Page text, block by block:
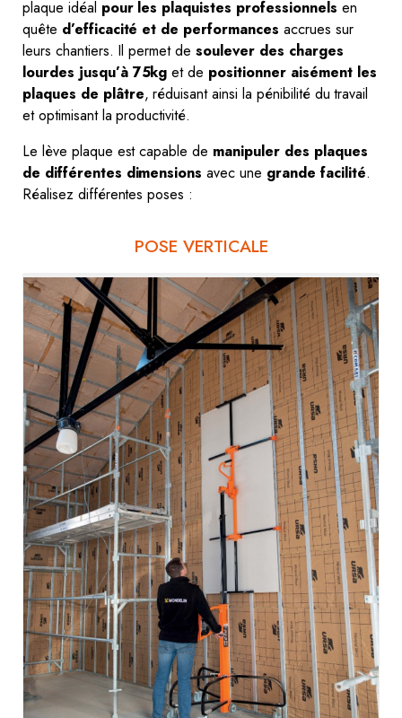
plaque idéal pour les plaquistes professionnels en
quête d’efficacité et de performances accrues sur
leurs chantiers. Il permet desoulever des charges
lourdes jusqu’à 75kg et de positionner aisément les
plaques de plâtre, réduisant ainsi la pénibilité du travail
et optimisant la productivité.
Le lève plaque est capable de manipuler des plaques
de différentes dimensions avec une grande facilité.
Réalisez différentes poses :
POSE VERTICALE